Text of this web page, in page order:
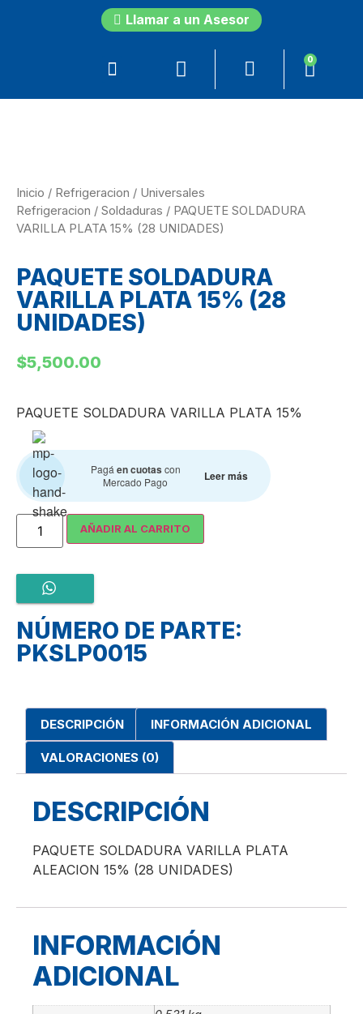
Llamar a un Asesor
0
Inicio / Refrigeracion / Universales
Refrigeracion / Soldaduras / PAQUETE SOLDADURA
VARILLA PLATA 15% (28 UNIDADES)
PAQUETE SOLDADURA
VARILLA PLATA 15% (28
UNIDADES)
$5,500.00
PAQUETE SOLDADURA VARILLA PLATA 15%
Pagáen cuotas con
Mercado Pago
Leer más
AÑADIR AL CARRITO
NÚMERO DE PARTE:
PKSLP0015
DESCRIPCIÓN INFORMACIÓN ADICIONAL
VALORACIONES (0)
DESCRIPCIÓN
PAQUETE SOLDADURA VARILLA PLATA
ALEACION 15% (28 UNIDADES)
INFORMACIÓN
ADICIONAL